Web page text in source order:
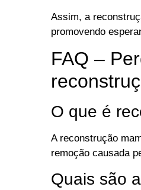
Assim, a
promovendo
FAQ –
O que é
A reconstrução
remoção causada
Quais são